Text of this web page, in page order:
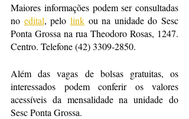
Maiores informações podem ser consultadas
no edital, pelo link ou na unidade do Sesc
Ponta Grossa na rua Theodoro Rosas, 1247.
Centro. Telefone (42) 3309-2850.
Além das vagas de bolsas gratuitas, os
interessados podem conferir os valores
acessíveis da mensalidade na unidade do
Sesc Ponta Grossa.